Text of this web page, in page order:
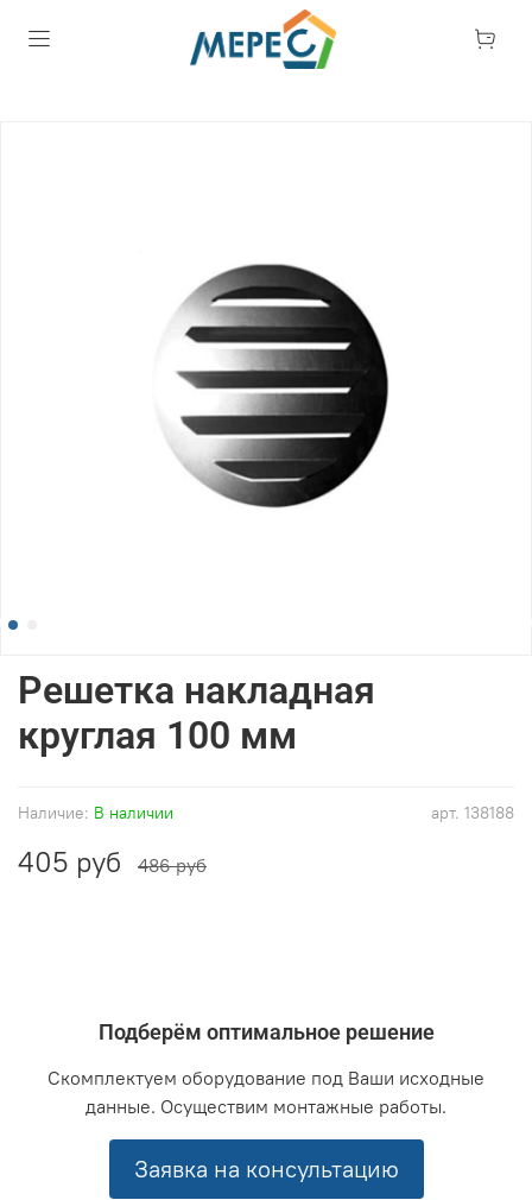
арт. 138188
Наличие: В наличии
Решетка накладная
круглая 100 мм
405 руб 486 руб
Подберём оптимальное решение
Скомплектуем оборудование под Ваши исходные
данные. Осуществим монтажные работы.
Заявка на консультацию